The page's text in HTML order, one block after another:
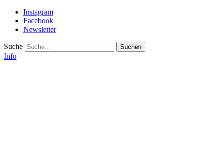
Instagram
Facebook
Newsletter
Suche
Info